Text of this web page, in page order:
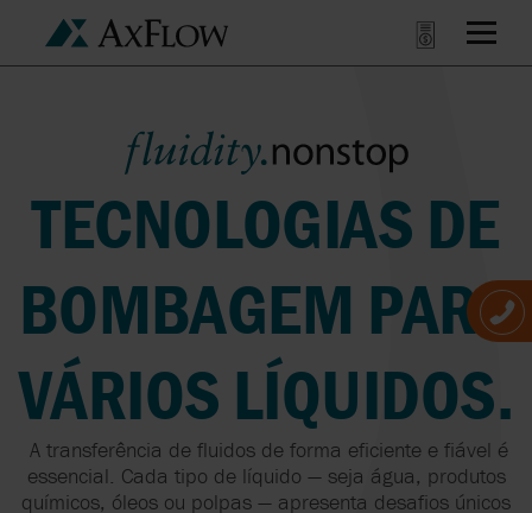
TECNOLOGIAS DE
BOMBAGEM PARA
VÁRIOS LÍQUIDOS.
A transferência de fluidos de forma eficiente e fiável é
essencial. Cada tipo de líquido — seja água, produtos
químicos, óleos ou polpas — apresenta desafios únicos